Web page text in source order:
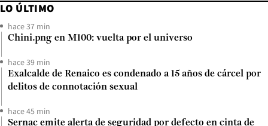
LO ÚLTIMO
hace 37 min
Chini.png en M100: vuelta por el universo
hace 39 min
Exalcalde de Renaico es condenado a 15 años de cárcel por
delitos de connotación sexual
hace 45 min
Sernac emite alerta de seguridad por defecto en cinta de